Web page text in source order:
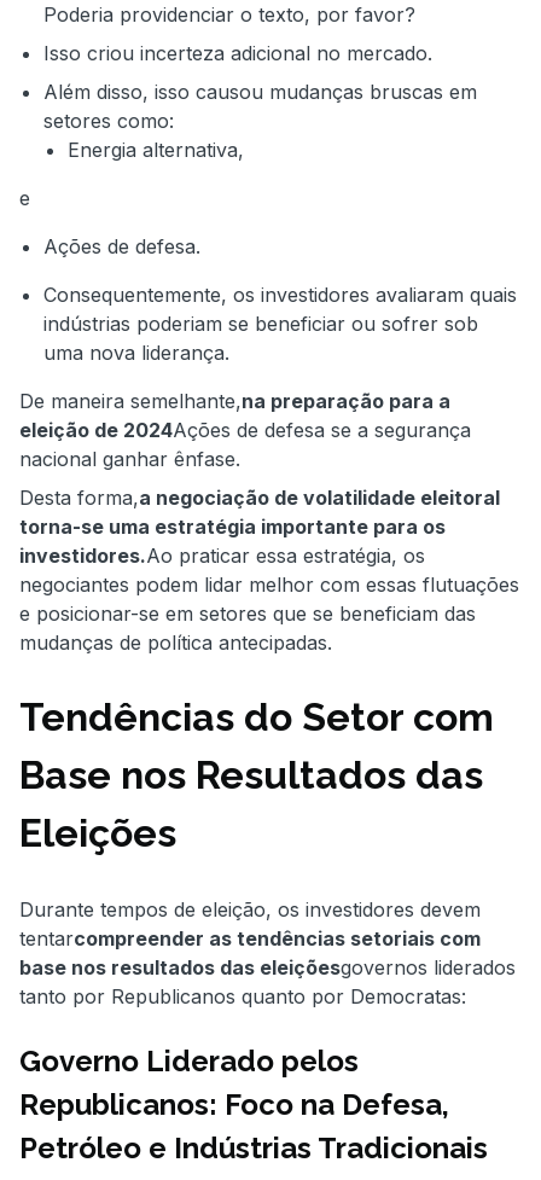
Poderia providenciar o texto, por favor?
Isso criou incerteza adicional no mercado.
Além disso, isso causou mudanças bruscas em
setores como:
Energia alternativa,
e
Ações de defesa.
Consequentemente, os investidores avaliaram quais
indústrias poderiam se beneficiar ou sofrer sob
uma nova liderança.
De maneira semelhante,na preparação para a
eleição de 2024Ações de defesa se a segurança
nacional ganhar ênfase.
Desta forma,a negociação de volatilidade eleitoral
torna-se uma estratégia importante para os
investidores.Ao praticar essa estratégia, os
negociantes podem lidar melhor com essas flutuações
e posicionar-se em setores que se beneficiam das
mudanças de política antecipadas.
Tendências do Setor com
Base nos Resultados das
Eleições
Durante tempos de eleição, os investidores devem
tentarcompreender as tendências setoriais com
base nos resultados das eleiçõesgovernos liderados
tanto por Republicanos quanto por Democratas:
Governo Liderado pelos
Republicanos: Foco na Defesa,
Petróleo e Indústrias Tradicionais